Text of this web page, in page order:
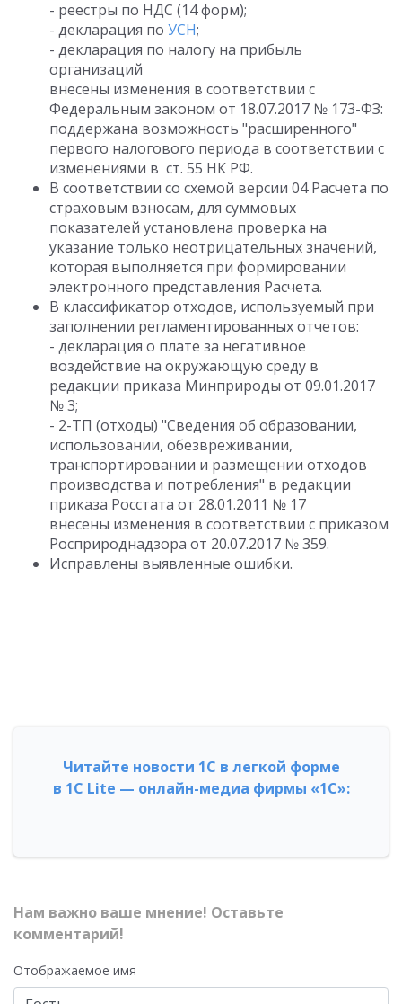
- реестры по НДС (14 форм);
- декларация по УСН;
- декларация по налогу на прибыль
организаций
внесены изменения в соответствии с
Федеральным законом от 18.07.2017 № 173-ФЗ:
поддержана возможность "расширенного"
первого налогового периода в соответствии с
изменениями в ст. 55 НК РФ.
В соответствии со схемой версии 04 Расчета по
страховым взносам, для суммовых
показателей установлена проверка на
указание только неотрицательных значений,
которая выполняется при формировании
электронного представления Расчета.
В классификатор отходов, используемый при
заполнении регламентированных отчетов:
- декларация о плате за негативное
воздействие на окружающую среду в
редакции приказа Минприроды от 09.01.2017
№ 3;
- 2-ТП (отходы) "Сведения об образовании,
использовании, обезвреживании,
транспортировании и размещении отходов
производства и потребления" в редакции
приказа Росстата от 28.01.2011 № 17
внесены изменения в соответствии с приказом
Росприроднадзора от 20.07.2017 № 359.
Исправлены выявленные ошибки.
Читайте новости 1С в легкой форме
в 1С Lite — онлайн-медиа фирмы «1С»:
Нам важно ваше мнение! Оставьте
комментарий!
Отображаемое имя